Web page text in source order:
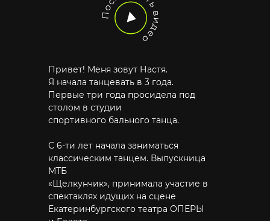
Привет! Меня зовут Настя.
Я начала танцевать в 3 года.
Первые три года просидела под
столом в студии
спортивного бального танца.
С 6-ти лет начала заниматься
классическим танцем. Выпускница
МТБ
«Щелкунчик», принимала участие в
спектаклях идущих на сцене
Екатеринбургского театра ОПЕРЫ